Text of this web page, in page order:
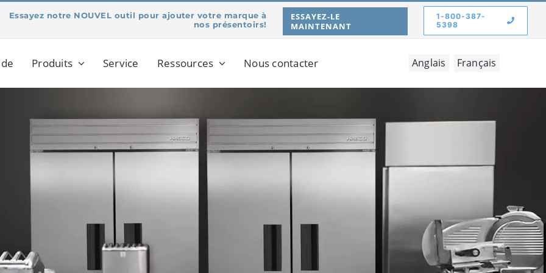
Essayez notre NOUVEL outil pour ajouter votre marque à
nos présentoirs!
ESSAYEZ-LE
MAINTENANT
1-800-387-
5398
Produits Service Ressources Nous contacter Anglais Français